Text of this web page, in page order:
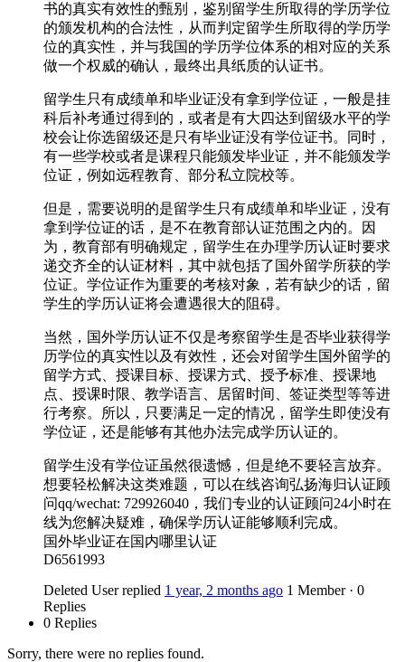
书的真实有效性的甄别，鉴别留学生所取得的学历学位
的颁发机构的合法性，从而判定留学生所取得的学历学
位的真实性，并与我国的学历学位体系的相对应的关系
做一个权威的确认，最终出具纸质的认证书。
留学生只有成绩单和毕业证没有拿到学位证，一般是挂
科后补考通过得到的，或者是有大四达到留级水平的学
校会让你选留级还是只有毕业证没有学位证书。同时，
有一些学校或者是课程只能颁发毕业证，并不能颁发学
位证，例如远程教育、部分私立院校等。
但是，需要说明的是留学生只有成绩单和毕业证，没有
拿到学位证的话，是不在教育部认证范围之内的。因
为，教育部有明确规定，留学生在办理学历认证时要求
递交齐全的认证材料，其中就包括了国外留学所获的学
位证。学位证作为重要的考核对象，若有缺少的话，留
学生的学历认证将会遭遇很大的阻碍。
当然，国外学历认证不仅是考察留学生是否毕业获得学
历学位的真实性以及有效性，还会对留学生国外留学的
留学方式、授课目标、授课方式、授予标准、授课地
点、授课时限、教学语言、居留时间、签证类型等等进
行考察。所以，只要满足一定的情况，留学生即使没有
学位证，还是能够有其他办法完成学历认证的。
留学生没有学位证虽然很遗憾，但是绝不要轻言放弃。
想要轻松解决这类难题，可以在线咨询弘扬海归认证顾
问qq/wechat: 729926040，我们专业的认证顾问24小时在
线为您解决疑难，确保学历认证能够顺利完成。
国外毕业证在国内哪里认证
D6561993
Deleted User replied 1 year, 2 months ago 1 Member · 0
Replies
0 Replies
Sorry, there were no replies found.